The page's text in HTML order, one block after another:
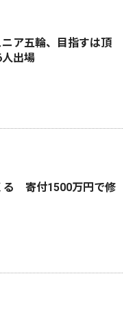
ア五輪、目指すは頂
出場
る 寄付1500万円で修